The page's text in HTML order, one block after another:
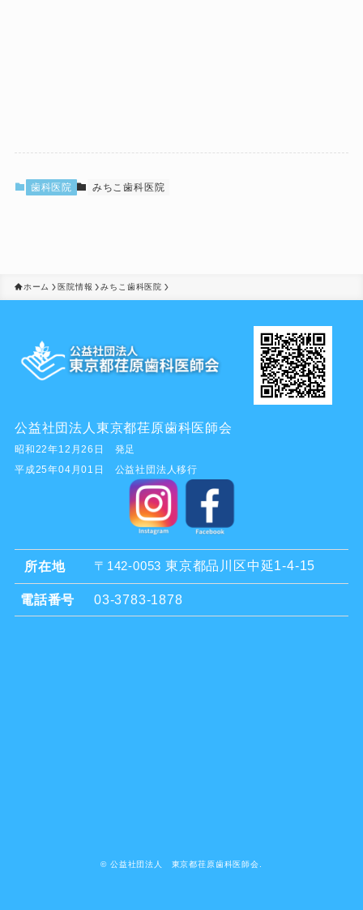
歯科医院 みちこ歯科医院
ホーム 医院情報 みちこ歯科医院
公益社団法人東京都荏原歯科医師会
昭和22年12月26日 発足
平成25年04月01日 公益社団法人移行
所在地 〒142-0053 東京都品川区中延1-4-15
電話番号 03-3783-1878
© 公益社団法人 東京都荏原歯科医師会.